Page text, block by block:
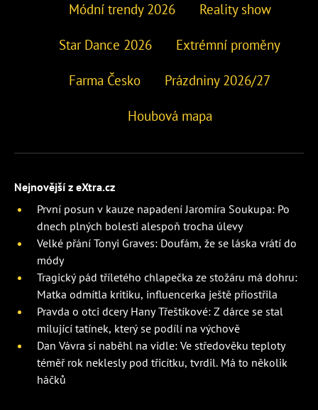
Módní trendy 2026 Reality show
Star Dance 2026 Extrémní proměny
Farma Česko Prázdniny 2026/27
Houbová mapa
Nejnovější z eXtra.cz
První posun v kauze napadení Jaromíra Soukupa: Po
dnech plných bolesti alespoň trocha úlevy
Velké přání Tonyi Graves: Doufám, že se láska vrátí do
módy
Tragický pád tříletého chlapečka ze stožáru má dohru:
Matka odmítla kritiku, influencerka ještě přiostřila
Pravda o otci dcery Hany Třeštíkové: Z dárce se stal
milující tatínek, který se podílí na výchově
Dan Vávra si naběhl na vidle: Ve středověku teploty
téměř rok neklesly pod třicítku, tvrdil. Má to několik
háčků